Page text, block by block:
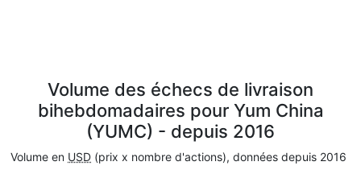
Volume des échecs de livraison
bihebdomadaires pour Yum China
(YUMC) - depuis 2016
Volume en USD (prix x nombre d'actions), données depuis 2016